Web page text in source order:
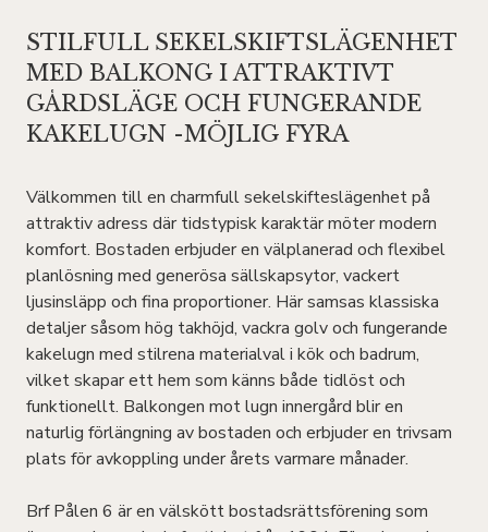
STILFULL SEKELSKIFTSLÄGENHET
MED BALKONG I ATTRAKTIVT
GÅRDSLÄGE OCH FUNGERANDE
KAKELUGN -MÖJLIG FYRA
Välkommen till en charmfull sekelskifteslägenhet på
attraktiv adress där tidstypisk karaktär möter modern
komfort. Bostaden erbjuder en välplanerad och flexibel
planlösning med generösa sällskapsytor, vackert
ljusinsläpp och fina proportioner. Här samsas klassiska
detaljer såsom hög takhöjd, vackra golv och fungerande
kakelugn med stilrena materialval i kök och badrum,
vilket skapar ett hem som känns både tidlöst och
funktionellt. Balkongen mot lugn innergård blir en
naturlig förlängning av bostaden och erbjuder en trivsam
plats för avkoppling under årets varmare månader.
Brf Pålen 6 är en välskött bostadsrättsförening som